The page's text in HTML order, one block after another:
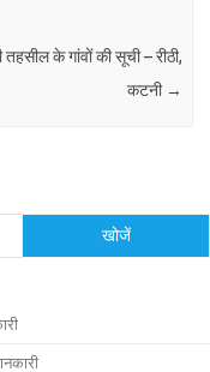
तहसील के गांवों की सूची – रीठी,
कटनी →
खोजें